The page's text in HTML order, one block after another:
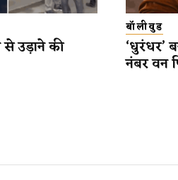
उड़ाने की
बॉलीवुड
‘धुरंधर’
नंबर वन